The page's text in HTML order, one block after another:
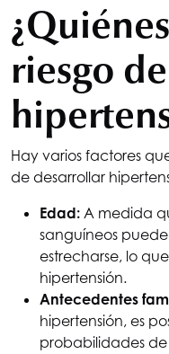
riesgo
Hay varios factores
de desarrollar
Edad: A medida
sanguíneos
estrecharse, lo
hipertensión.
Antecedentes
hipertensión, es
probabilidades